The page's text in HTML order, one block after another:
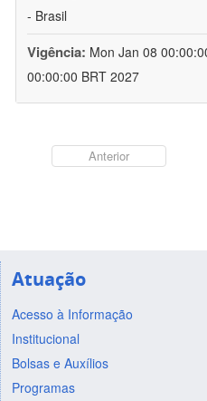
- Brasil
Vigência: Mon Jan 08
00:00:00 BRT 2027
Anterior
Atuação
Acesso à Informação
Institucional
Bolsas e Auxílios
Programas